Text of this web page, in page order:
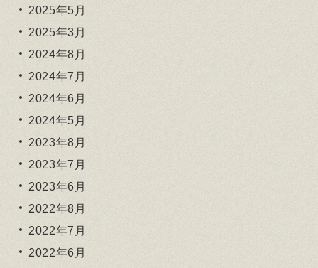
2025年5月
2025年3月
2024年8月
2024年7月
2024年6月
2024年5月
2023年8月
2023年7月
2023年6月
2022年8月
2022年7月
2022年6月